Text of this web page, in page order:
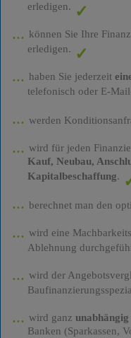
erledigen.
können Sie Ihre
erledigen.
haben Sie jederzeit
telefonisch oder E-
werden
wird für jeden
Kauf, Neubau,
Kapitalbeschaffung.
berechnet man den
wird eine
Ablehnung
wird der
wird ganz unabhängig
Banken (Sparkassen,